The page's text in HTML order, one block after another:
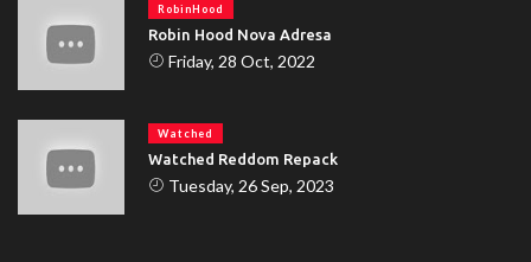
RobinHood
Robin Hood Nova Adresa
Friday, 28 Oct, 2022
Watched
Watched Reddom Repack
Tuesday, 26 Sep, 2023